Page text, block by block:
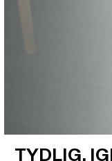
TYDLIG,